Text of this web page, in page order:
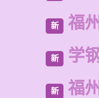
新 福
新 学
新 福